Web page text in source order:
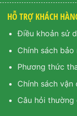
HỖ TRỢ KHÁCH
Điều khoản sử
Chính sách bảo
Phương thức
Chính sách vận
Câu hỏi thường